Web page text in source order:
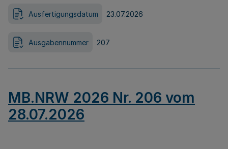
Ausfertigungsdatum 23.07.2026
Ausgabennummer 207
MB.NRW 2026 Nr. 206 vom
28.07.2026